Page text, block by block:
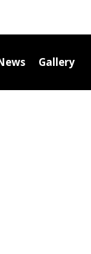
Gallery